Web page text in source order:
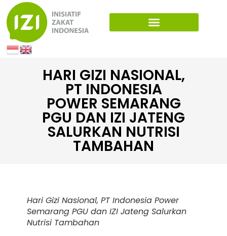
HARI GIZI NASIONAL,
PT INDONESIA
POWER SEMARANG
PGU DAN IZI JATENG
SALURKAN NUTRISI
TAMBAHAN
Hari Gizi Nasional, PT Indonesia Power
Semarang PGU dan IZI Jateng Salurkan
Nutrisi Tambahan